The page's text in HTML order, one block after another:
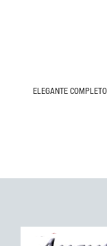
ELEGANTE